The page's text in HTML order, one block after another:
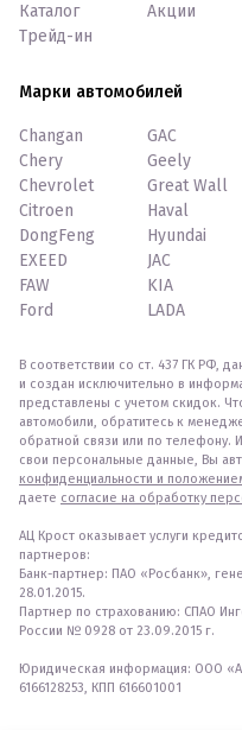
Каталог
Трейд-ин
Акции
Марки автомобилей
Changan
Chery
Chevrolet
Citroen
DongFeng
EXEED
FAW
Ford
GAC
Geely
Great Wall
Haval
Hyundai
JAC
KIA
LADA
В соответствии со ст. 437 ГК РФ,
и создан исключительно в
представлены с учетом скидок.
автомобили, обратитесь к
обратной связи или по телефону.
свои персональные данные, Вы
конфиденциальности и
даете согласие на обработку
АЦ Крост оказывает услуги
партнеров:
Банк-партнер: ПАО «Росбанк»,
28.01.2015.
Партнер по страхованию: СПАО
России № 0928 от 23.09.2015 г.
Юридическая информация: ООО
6166128253, КПП 616601001